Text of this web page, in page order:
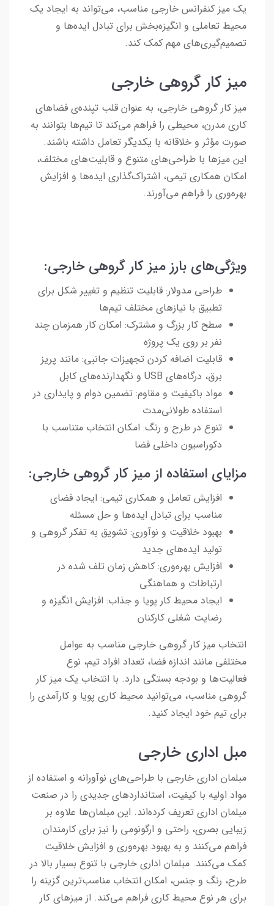
یک میز کنفرانس خارجی مناسب، می‌تواند به ایجاد یک
محیط تعاملی و انگیزه‌بخش برای تبادل ایده‌ها و
تصمیم‌گیری‌های مهم کمک کند.
میز کار گروهی خارجی
میز کار گروهی خارجی، به عنوان قلب تپنده‌ی فضاهای
کاری مدرن، محیطی را فراهم می‌کند تا تیم‌ها بتوانند به
صورت مؤثر و خلاقانه با یکدیگر تعامل داشته باشند.
این میزها با طراحی‌های متنوع و قابلیت‌های مختلف،
امکان همکاری تیمی، اشتراک‌گذاری ایده‌ها و افزایش
بهره‌وری را فراهم می‌آورند.
ویژگی‌های بارز میز کار گروهی خارجی:
طراحی مدولار: قابلیت تنظیم و تغییر شکل برای
تطبیق با نیازهای مختلف تیم‌ها
سطح کار بزرگ و مشترک: امکان کار همزمان چند
نفر بر روی یک پروژه
قابلیت اضافه کردن تجهیزات جانبی: مانند پریز
برق، درگاه‌های USB و نگهدارنده‌های کابل
مواد باکیفیت و مقاوم: تضمین دوام و پایداری در
استفاده طولانی‌مدت
تنوع در طرح و رنگ: امکان انتخاب متناسب با
دکوراسیون داخلی فضا
مزایای استفاده از میز کار گروهی خارجی:
افزایش تعامل و همکاری تیمی: ایجاد فضای
مناسب برای تبادل ایده‌ها و حل مسئله
بهبود خلاقیت و نوآوری: تشویق به تفکر گروهی و
تولید ایده‌های جدید
افزایش بهره‌وری: کاهش زمان تلف شده در
ارتباطات و هماهنگی
ایجاد محیط کار پویا و جذاب: افزایش انگیزه و
رضایت شغلی کارکنان
انتخاب میز کار گروهی خارجی مناسب به عوامل
مختلفی مانند اندازه فضا، تعداد افراد تیم، نوع
فعالیت‌ها و بودجه بستگی دارد. با انتخاب یک میز کار
گروهی مناسب، می‌توانید محیط کاری پویا و کارآمدی را
برای تیم خود ایجاد کنید.
مبل اداری خارجی
مبلمان اداری خارجی با طراحی‌های نوآورانه و استفاده از
مواد اولیه با کیفیت، استانداردهای جدیدی را در صنعت
مبلمان اداری تعریف کرده‌اند. این مبلمان‌ها علاوه بر
زیبایی بصری، راحتی و ارگونومی را نیز برای کارمندان
فراهم می‌کنند و به بهبود بهره‌وری و افزایش خلاقیت
کمک می‌کنند. مبلمان اداری خارجی با تنوع بسیار بالا در
طرح، رنگ و جنس، امکان انتخاب مناسب‌ترین گزینه را
برای هر نوع محیط کاری فراهم می‌کند. از میزهای کار